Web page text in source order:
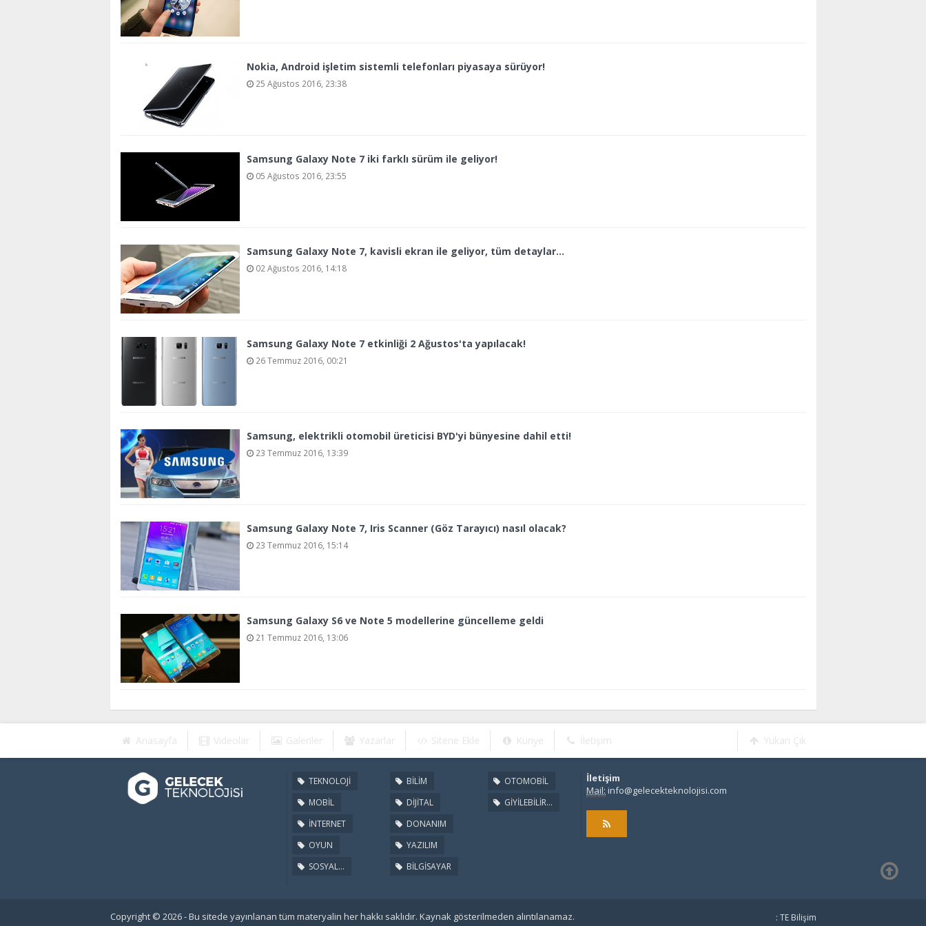
Nokia, Android işletim sistemli telefonları piyasaya sürüyor!
25 Ağustos 2016, 23:38
Samsung Galaxy Note 7 iki farklı sürüm ile geliyor!
05 Ağustos 2016, 23:55
Samsung Galaxy Note 7, kavisli ekran ile geliyor, tüm detaylar...
02 Ağustos 2016, 14:18
Samsung Galaxy Note 7 etkinliği 2 Ağustos'ta yapılacak!
26 Temmuz 2016, 00:21
Samsung, elektrikli otomobil üreticisi BYD'yi bünyesine dahil etti!
23 Temmuz 2016, 13:39
Samsung Galaxy Note 7, Iris Scanner (Göz Tarayıcı) nasıl olacak?
23 Temmuz 2016, 15:14
Samsung Galaxy S6 ve Note 5 modellerine güncelleme geldi
21 Temmuz 2016, 13:06
Anasayfa Videolar Galeriler Yazarlar Sitene Ekle Künye İletişim Yukarı Çık
TEKNOLOJİ
MOBİL
İNTERNET
OYUN
SOSYAL...
BİLİM
DİJİTAL
DONANIM
YAZILIM
BİLGİSAYAR
OTOMOBİL
GİYİLEBİLİR...
İletişim
Mail: info@gelecekteknolojisi.com
Copyright © 2026 - Bu sitede yayınlanan tüm materyalin her hakkı saklıdır. Kaynak gösterilmeden alıntılanamaz. : TE Bilişim